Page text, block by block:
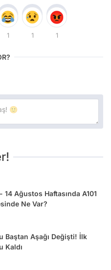
1 1 1
Ağustos Haftasında A101
Ne Var?
Baştan Aşağı Değişti! İlk
Kaldı